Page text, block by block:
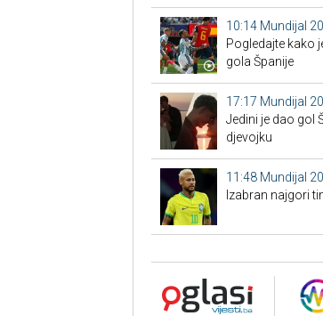
10:14 Mundijal
Pogledajte kako
gola Španije
17:17 Mundijal
Jedini je dao gol
djevojku
11:48 Mundijal
Izabran najgori